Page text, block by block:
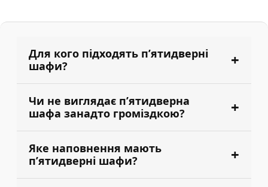
Для кого підходять пʼятидверні
шафи?
Чи не виглядає пʼятидверна
шафа занадто громіздкою?
Яке наповнення мають
пʼятидверні шафи?